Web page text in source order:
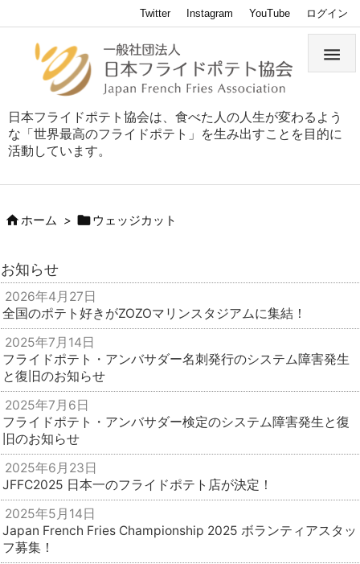
日本フライドポテト協会は、食べた人の人生が変わるよう
な「世界最高のフライドポテト」を生み出すことを目的に
活動しています。

Twitter Instagram YouTube ログイン
ホーム > ウェッジカット
お知らせ
2026年4月27日
全国のポテト好きがZOZOマリンスタジアムに集結！
2025年7月14日
フライドポテト・アンバサダー名刺発行のシステム障害発生
と復旧のお知らせ
2025年7月6日
フライドポテト・アンバサダー検定のシステム障害発生と復
旧のお知らせ
2025年6月23日
JFFC2025 日本一のフライドポテト店が決定！
2025年5月14日
Japan French Fries Championship 2025 ボランティアスタッ
フ募集！